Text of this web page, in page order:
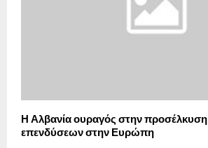
Η Αλβανία ουραγός στην
επενδύσεων στην Ευρώπη